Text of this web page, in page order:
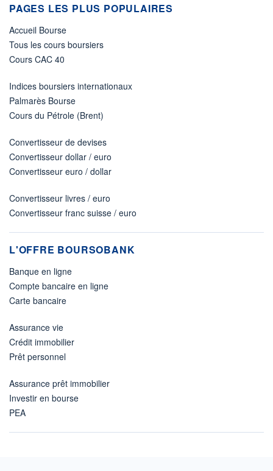
PAGES LES PLUS POPULAIRES
Accueil Bourse
Tous les cours boursiers
Cours CAC 40
Indices boursiers internationaux
Palmarès Bourse
Cours du Pétrole (Brent)
Convertisseur de devises
Convertisseur dollar / euro
Convertisseur euro / dollar
Convertisseur livres / euro
Convertisseur franc suisse / euro
L'OFFRE BOURSOBANK
Banque en ligne
Compte bancaire en ligne
Carte bancaire
Assurance vie
Crédit immobilier
Prêt personnel
Assurance prêt immobilier
Investir en bourse
PEA